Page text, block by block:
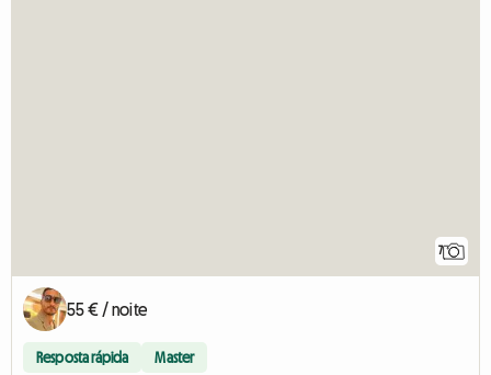
7
55 € / noite
Resposta rápida Master